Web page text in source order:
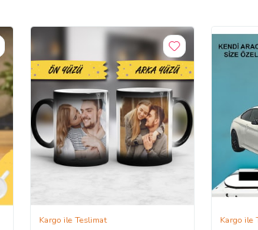
Kargo ile Teslimat Kargo ile